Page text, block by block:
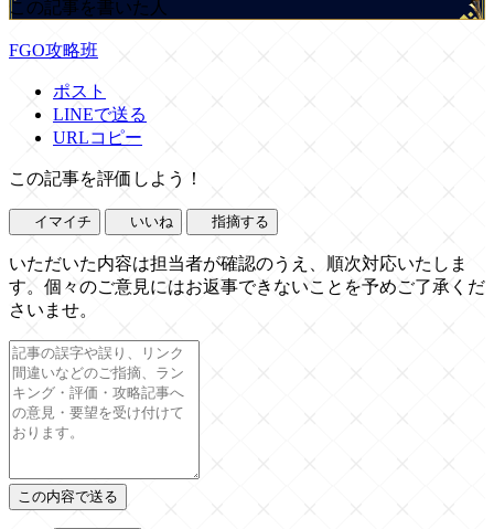
この記事を書いた人
FGO攻略班
ポスト
LINEで送る
URLコピー
この記事を評価しよう！
イマイチ いいね 指摘する
いただいた内容は担当者が確認のうえ、順次対応いたしま
す。個々のご意見にはお返事できないことを予めご了承くだ
さいませ。